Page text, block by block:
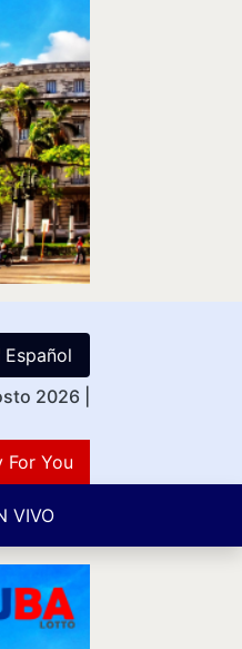
Español
2026
Lovers Of Number
VIVO